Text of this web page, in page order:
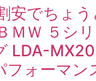
安でちょ
ＭＷ ５シ
LDA-
フォーマン